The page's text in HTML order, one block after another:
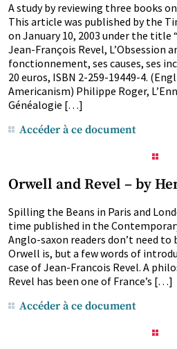
A study by reviewing three books
This article was published by the
on January 10, 2003 under the title
Jean-François Revel, L’Obsession
fonctionnement, ses causes, ses
20 euros, ISBN 2-259-19449-4.
Americanism) Philippe Roger,
Généalogie […]
Accéder à ce document
Orwell and Revel – by
Spilling the Beans in Paris and
time published in the
Anglo-saxon readers don’t need to
Orwell is, but a few words of
case of Jean-Francois Revel. A
Revel has been one of France’s […]
Accéder à ce document